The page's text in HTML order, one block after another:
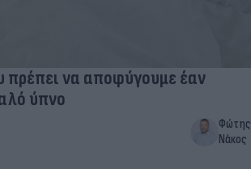
πρέπει να αποφύγουμε έαν
ύπνο
Φώτης
Νάκος